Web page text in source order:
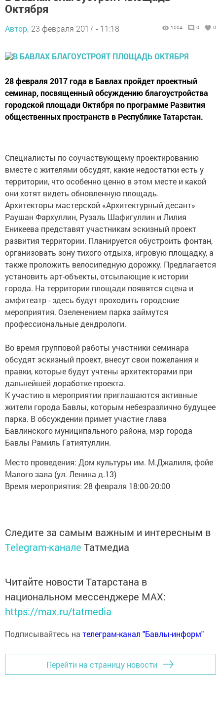
Октября
Автор, 23 февраля 2017 - 11:18 1004 0 0
28 февраля 2017 года в Бавлах пройдет проектный
семинар, посвященный обсуждению благоустройства
городской площади Октября по программе Развития
общественных пространств в Республике Татарстан.
Специалисты по соучаствующему проектированию
вместе с жителями обсудят, какие недостатки есть у
территории, что особенно ценно в этом месте и какой
они хотят видеть обновленную площадь.
Архитекторы мастерской «Архитектурный десант»
Раушан Фархуллин, Рузаль Шафигуллин и Лилия
Еникеева представят участникам эскизный проект
развития территории. Планируется обустроить фонтан,
организовать зону тихого отдыха, игровую площадку, а
также проложить велосипедную дорожку. Предлагается
установить арт-объекты, отсылающие к истории
города. На территории площади появятся сцена и
амфитеатр - здесь будут проходить городские
мероприятия. Озеленением парка займутся
профессиональные дендрологи.
Во время групповой работы участники семинара
обсудят эскизный проект, внесут свои пожелания и
правки, которые будут учтены архитекторами при
дальнейшей доработке проекта.
К участию в мероприятии приглашаются активные
жители города Бавлы, которым небезразлично будущее
парка. В обсуждении примет участие глава
Бавлинского муниципального района, мэр города
Бавлы Рамиль Гатиятуллин.
Место проведения: Дом культуры им. М.Джалиля, фойе
Малого зала (ул. Ленина д.13)
Время мероприятия: 28 февраля 18:00-20:00
Следите за самым важным и интересным в
Telegram-канале Татмедиа
Читайте новости Татарстана в
национальном мессенджере MАХ:
https://max.ru/tatmedia
Подписывайтесь на телеграм-канал "Бавлы-информ"
Перейти на страницу новости